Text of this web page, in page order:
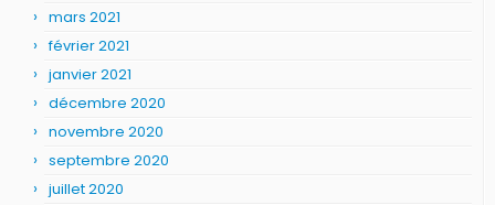
mars 2021
février 2021
janvier 2021
décembre 2020
novembre 2020
septembre 2020
juillet 2020